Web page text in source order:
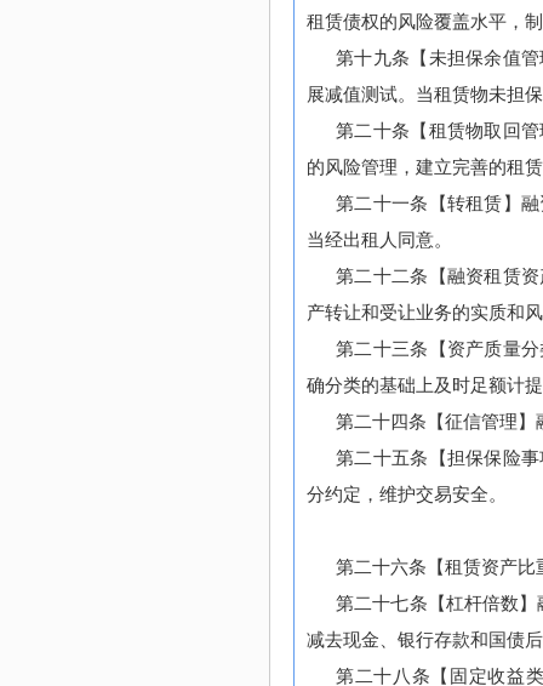
租赁债权的风险覆盖水平，
第十九条【未担保余值
展减值测试。当租赁物未担
第二十条【租赁物取回
的风险管理，建立完善的租
第二十一条【转租赁】
当经出租人同意。
第二十二条【融资租赁
产转让和受让业务的实质和
第二十三条【资产质量
确分类的基础上及时足额计
第二十四条【征信管理
第二十五条【担保保险
分约定，维护交易安全。
第二十六条【租赁资产
第二十七条【杠杆倍数
减去现金、银行存款和国债
第二十八条【固定收益